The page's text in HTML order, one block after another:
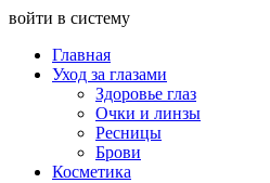
войти в систему
Главная
Уход за глазами
Здоровье глаз
Очки и линзы
Ресницы
Брови
Косметика